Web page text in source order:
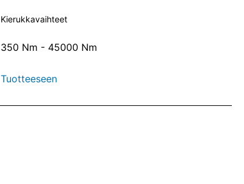
Kierukkavaihteet
350 Nm - 45000 Nm
Tuotteeseen